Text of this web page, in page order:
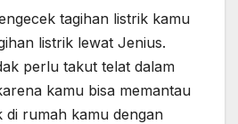
tagihan listrik kamu
listrik lewat Jenius.
perlu takut telat dalam
kamu bisa memantau
di rumah kamu dengan